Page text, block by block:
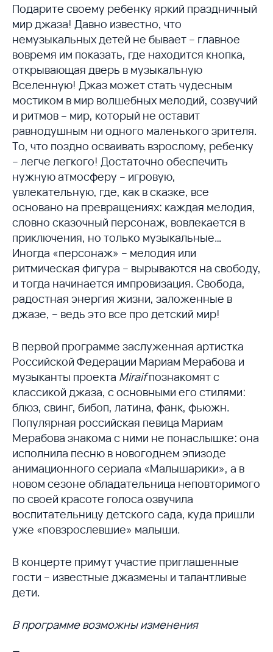
Подарите своему ребенку яркий праздничный
мир джаза! Давно известно, что
немузыкальных детей не бывает – главное
вовремя им показать, где находится кнопка,
открывающая дверь в музыкальную
Вселенную! Джаз может стать чудесным
мостиком в мир волшебных мелодий, созвучий
и ритмов – мир, который не оставит
равнодушным ни одного маленького зрителя.
То, что поздно осваивать взрослому, ребенку
– легче легкого! Достаточно обеспечить
нужную атмосферу – игровую,
увлекательную, где, как в сказке, все
основано на превращениях: каждая мелодия,
словно сказочный персонаж, вовлекается в
приключения, но только музыкальные…
Иногда «персонаж» – мелодия или
ритмическая фигура – вырываются на свободу,
и тогда начинается импровизация. Свобода,
радостная энергия жизни, заложенные в
джазе, – ведь это все про детский мир!
В первой программе заслуженная артистка
Российской Федерации Мариам Мерабова и
музыканты проекта Miraifпознакомят с
классикой джаза, с основными его стилями:
блюз, свинг, бибоп, латина, фанк, фьюжн.
Популярная российская певица Мариам
Мерабова знакома с ними не понаслышке: она
исполнила песню в новогоднем эпизоде
анимационного сериала «Малышарики», а в
новом сезоне обладательница неповторимого
по своей красоте голоса озвучила
воспитательницу детского сада, куда пришли
уже «повзрослевшие» малыши.
В концерте примут участие приглашенные
гости – известные джазмены и талантливые
дети.
В программе возможны изменения